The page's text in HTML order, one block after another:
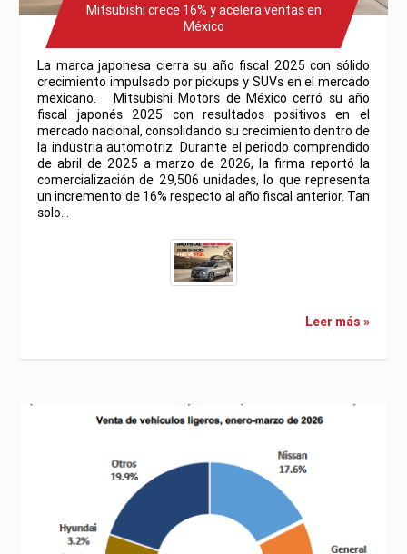
Mitsubishi crece 16% y acelera ventas en
México
La marca japonesa cierra su año fiscal 2025 con sólido
crecimiento impulsado por pickups y SUVs en el mercado
mexicano. Mitsubishi Motors de México cerró su año
fiscal japonés 2025 con resultados positivos en el
mercado nacional, consolidando su crecimiento dentro de
la industria automotriz. Durante el periodo comprendido
de abril de 2025 a marzo de 2026, la firma reportó la
comercialización de 29,506 unidades, lo que representa
un incremento de 16% respecto al año fiscal anterior. Tan
solo…
Leer más »